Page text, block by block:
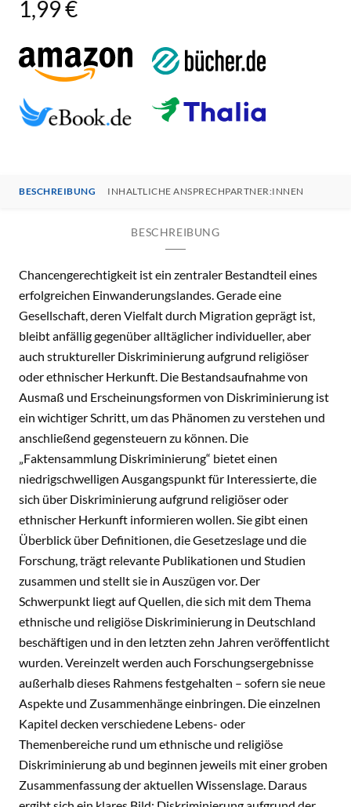
1,99 €
BESCHREIBUNG INHALTLICHE ANSPRECHPARTNER:INNEN
BESCHREIBUNG
Chancengerechtigkeit ist ein zentraler Bestandteil eines
erfolgreichen Einwanderungslandes. Gerade eine
Gesellschaft, deren Vielfalt durch Migration geprägt ist,
bleibt anfällig gegenüber alltäglicher individueller, aber
auch struktureller Diskriminierung aufgrund religiöser
oder ethnischer Herkunft. Die Bestandsaufnahme von
Ausmaß und Erscheinungsformen von Diskriminierung ist
ein wichtiger Schritt, um das Phänomen zu verstehen und
anschließend gegensteuern zu können. Die
„Faktensammlung Diskriminierung“ bietet einen
niedrigschwelligen Ausgangspunkt für Interessierte, die
sich über Diskriminierung aufgrund religiöser oder
ethnischer Herkunft informieren wollen. Sie gibt einen
Überblick über Definitionen, die Gesetzeslage und die
Forschung, trägt relevante Publikationen und Studien
zusammen und stellt sie in Auszügen vor. Der
Schwerpunkt liegt auf Quellen, die sich mit dem Thema
ethnische und religiöse Diskriminierung in Deutschland
beschäftigen und in den letzten zehn Jahren veröffentlicht
wurden. Vereinzelt werden auch Forschungsergebnisse
außerhalb dieses Rahmens festgehalten – sofern sie neue
Aspekte und Zusammenhänge einbringen. Die einzelnen
Kapitel decken verschiedene Lebens- oder
Themenbereiche rund um ethnische und religiöse
Diskriminierung ab und beginnen jeweils mit einer groben
Zusammenfassung der aktuellen Wissenslage. Daraus